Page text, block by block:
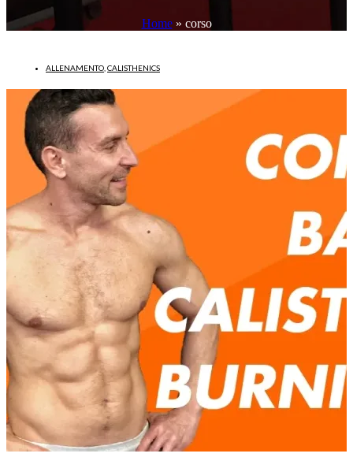
Home» corso
ALLENAMENTO CALISTHENICS